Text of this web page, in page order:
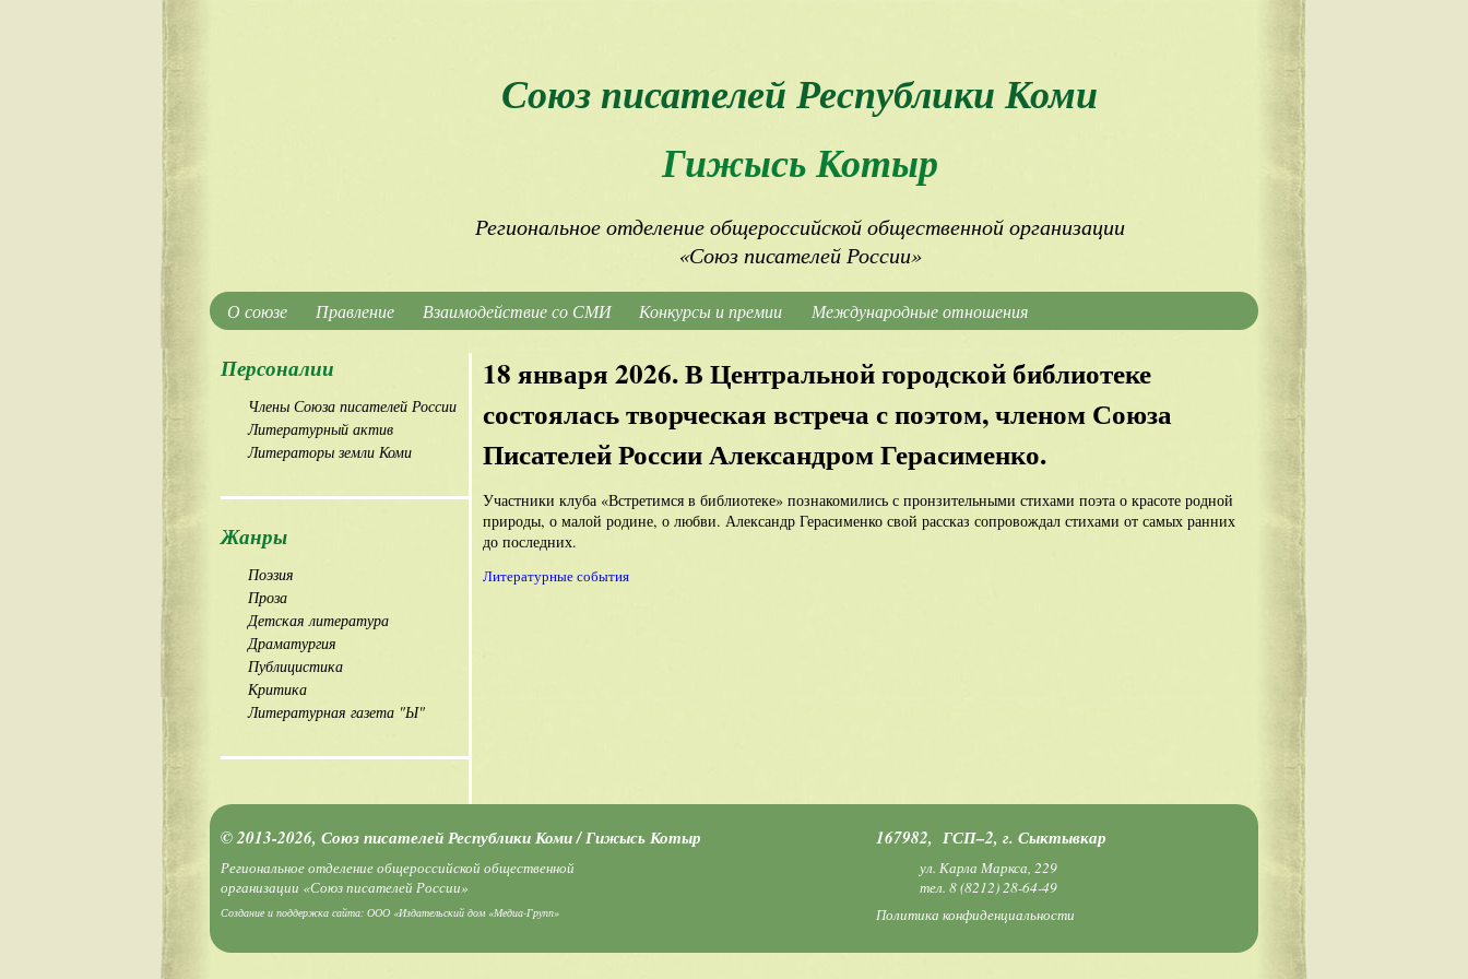
Союз писателей Республики Коми
Гижысь Котыр
Региональное отделение общероссийской общественной организации
«Союз писателей России»
О союзе Правление Взаимодействие со СМИ Конкурсы и премии Международные отношения
Персоналии
Члены Союза писателей России
Литературный актив
Литераторы земли Коми
Жанры
Поэзия
Проза
Детская литература
Драматургия
Публицистика
Критика
Литературная газета "Ы"
18 января 2026. В Центральной городской библиотеке
состоялась творческая встреча с поэтом, членом Союза
Писателей России Александром Герасименко.
Участники клуба «Встретимся в библиотеке» познакомились с пронзительными стихами поэта о красоте родной
природы, о малой родине, о любви. Александр Герасименко свой рассказ сопровождал стихами от самых ранних
до последних.
Литературные события
© 2013-2026, Союз писателей Республики Коми / Гижысь Котыр
Региональное отделение общероссийской общественной
организации «Союз писателей России»
Создание и поддержка сайта: ООО «Издательский дом «Медиа-Групп»
167982, ГСП–2, г. Сыктывкар
ул. Карла Маркса, 229
тел. 8 (8212) 28-64-49
Политика конфиденциальности